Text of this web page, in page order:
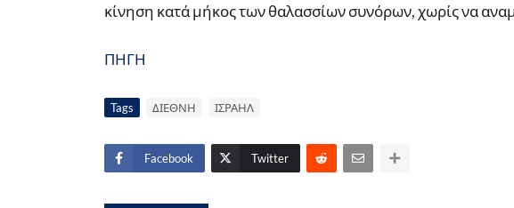
κίνηση κατά μήκος των θαλασσίων συνόρων, χωρίς να
ΠΗΓΗ
Tags ΔΙΕΘΝΗ ΙΣΡΑΗΛ
Facebook Twitter